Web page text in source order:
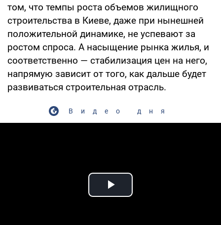
том, что темпы роста объемов жилищного
строительства в Киеве, даже при нынешней
положительной динамике, не успевают за
ростом спроса. А насыщение рынка жилья, и
соответственно — стабилизация цен на него,
напрямую зависит от того, как дальше будет
развиваться строительная отрасль.
Видео дня
Play Video